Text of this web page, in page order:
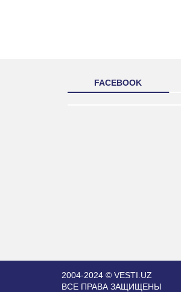
FACEBOOK
2004-2024 © VESTI.UZ
ВСЕ ПРАВА ЗАЩИЩЕНЫ